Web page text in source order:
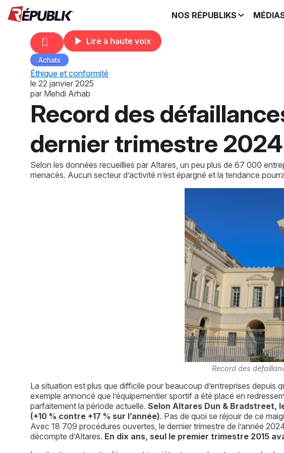
NOS RÉPUBLIKS
Lire à haute voix
Achats
Éthique et conformité
le 22 janvier 2025
par Mehdi Arhab
Record des
dernier trimestre 2024
Selon les données recueillies par Altares, un peu plus de 67 000
menacés. Aucun secteur d’activité n’est épargné et la tendance
Record des
La situation est plus que difficile pour beaucoup d’entreprises
exemple annoncé que l’équipementier sportif a été placé en
parfaitement la période actuelle. Selon Altares Dun & Bradstreet,
(+10 % contre +17 % sur l’année). Pas de quoi se réjouir de ce
Avec 18 709 procédures ouvertes, le dernier trimestre de l’année
décompte d’Altares. En dix ans, seul le premier trimestre 2015